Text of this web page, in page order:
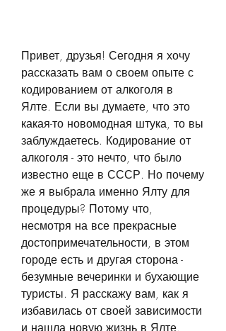
Привет, друзья! Сегодня я хочу
рассказать вам о своем опыте с
кодированием от алкоголя в
Ялте. Если вы думаете, что это
какая-то новомодная штука, то вы
заблуждаетесь. Кодирование от
алкоголя - это нечто, что было
известно еще в СССР. Но почему
же я выбрала именно Ялту для
процедуры? Потому что,
несмотря на все прекрасные
достопримечательности, в этом
городе есть и другая сторона -
безумные вечеринки и бухающие
туристы. Я расскажу вам, как я
избавилась от своей зависимости
и нашла новую жизнь в Ялте.